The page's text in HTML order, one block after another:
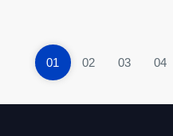
01 02 03 04